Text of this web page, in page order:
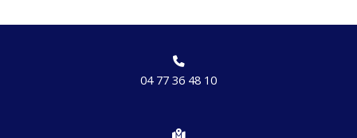
04 77 36 48 10